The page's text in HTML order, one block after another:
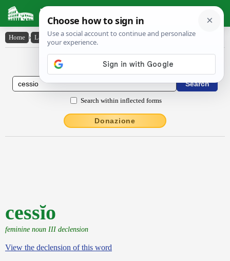
Latin Dictionary
Home › Latin-English › cessĭo
Latin to English Dictionary
Search within inflected forms
Donazione
cessĭo
feminine noun III declension
View the declension of this word